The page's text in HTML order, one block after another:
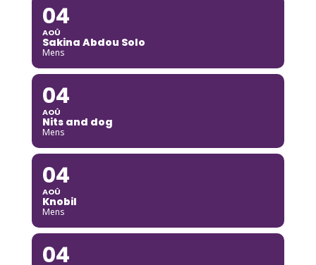
04
AOÛ
Sakina Abdou Solo
Mens
04
AOÛ
Nits and dog
Mens
04
AOÛ
Knobil
Mens
04